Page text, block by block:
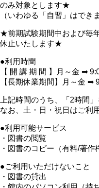
のみ対象とします★
（いわゆる「自習」はでき
★前期試験期間中および毎
休止いたします★
●利用時間
【 開 講 期 間 】月～金 ➡
【長期休業期間】月～金 ➡
上記時間のうち、「2時間
なお、土・日・祝日はご利
●利用可能サービス
・図書の閲覧
・図書のコピー（有料/著作
●ご利用いただけないこと
・図書の貸出